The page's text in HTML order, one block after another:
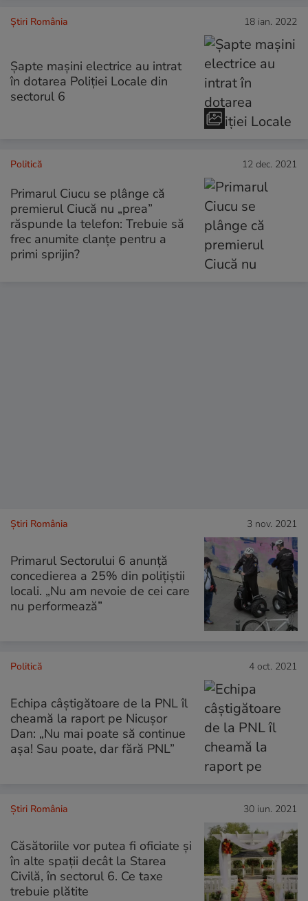
Știri România 18 ian. 2022
Șapte mașini electrice au intrat
în dotarea Poliției Locale din
sectorul 6
Politică 12 dec. 2021
Primarul Ciucu se plânge că
premierul Ciucă nu „prea”
răspunde la telefon: Trebuie să
frec anumite clanţe pentru a
primi sprijin?
Știri România 3 nov. 2021
Primarul Sectorului 6 anunță
concedierea a 25% din polițiștii
locali. „Nu am nevoie de cei care
nu performează”
Politică 4 oct. 2021
Echipa câștigătoare de la PNL îl
cheamă la raport pe Nicușor
Dan: „Nu mai poate să continue
așa! Sau poate, dar fără PNL”
Știri România 30 iun. 2021
Căsătoriile vor putea fi oficiate şi
în alte spaţii decât la Starea
Civilă, în sectorul 6. Ce taxe
trebuie plătite